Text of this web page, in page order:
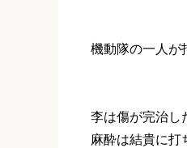
機動隊の一人が
李は傷が完治し
麻酔は結貴に打